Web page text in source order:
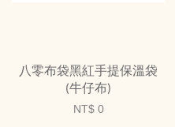
八零布袋黑紅手提保溫袋
(牛仔布)
NT$ 0